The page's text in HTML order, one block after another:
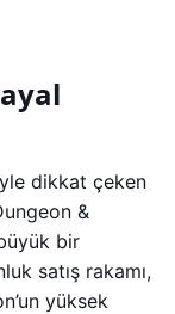
dikkat çeken
&
bir
satış rakamı,
yüksek